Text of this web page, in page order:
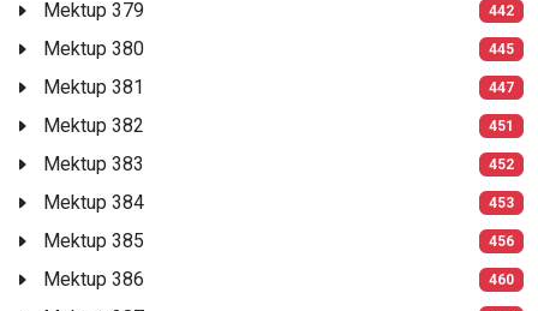
Mektup 379 442
Mektup 380 445
Mektup 381 447
Mektup 382 451
Mektup 383 452
Mektup 384 453
Mektup 385 456
Mektup 386 460